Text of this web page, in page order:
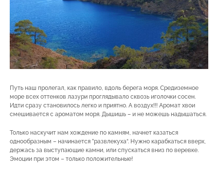
Путь наш пролегал, как правило, вдоль берега моря. Средиземное
море всех оттенков лазури проглядывало сквозь иголочки сосен.
Идти сразу становилось легко и приятно. А воздух!!! Аромат хвои
смешивается с ароматом моря. Дышишь – и не можешь надышаться.
Только наскучит нам хождение по камням, начнет казаться
однообразным – начинается ”развлекуха“. Нужно карабкаться вверх,
держась за выступающие камни, или спускаться вниз по веревке.
Эмоции при этом – только положительные!